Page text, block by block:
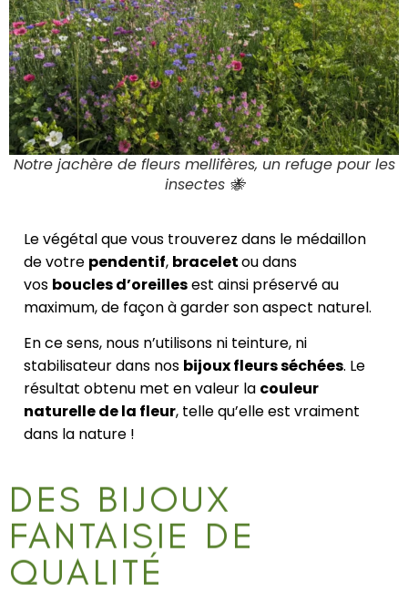
Notre jachère de fleurs mellifères, un refuge pour les
insectes 🐝
Le végétal que vous trouverez dans le médaillon
de votre pendentif, braceletou dans
vos boucles d’oreillesest ainsi préservé au
maximum, de façon à garder son aspect naturel.
En ce sens, nous n’utilisons ni teinture, ni
stabilisateur dans nos bijoux fleurs séchées. Le
résultat obtenu met en valeur la couleur
naturelle de la fleur, telle qu’elle est vraiment
dans la nature !
DES BIJOUX
FANTAISIE DE
QUALITÉ